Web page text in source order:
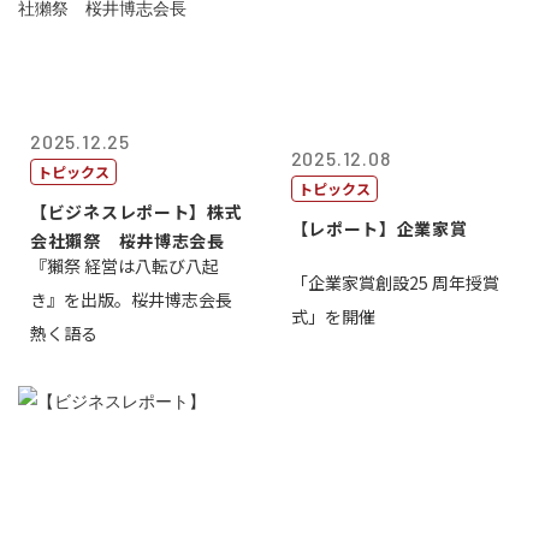
2025.12.25
トピックス
【ビジネスレポート】株式
会社獺祭 桜井博志会長
『獺祭 経営は八転び八起
き』を出版。桜井博志会長
熱く語る
2025.12.08
トピックス
【レポート】企業家賞
「企業家賞創設25 周年授賞
式」を開催